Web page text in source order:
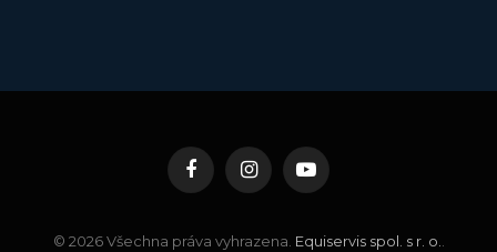
FacebookInstagramYouTube
© 2026 Všechna práva vyhrazena. Equiservis spol. s r. o..